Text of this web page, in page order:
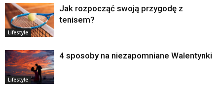
Lifestyle
Jak rozpocząć swoją przygodę z
tenisem?
Lifestyle
4 sposoby na niezapomniane Walentynki